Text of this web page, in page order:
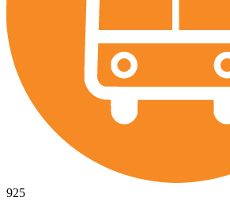
925